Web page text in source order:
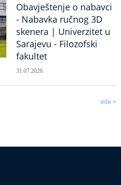
Obavještenje o nabavci
- Nabavka ručnog 3D
skenera | Univerzitet u
Sarajevu - Filozofski
fakultet
31.07.2026.
više >